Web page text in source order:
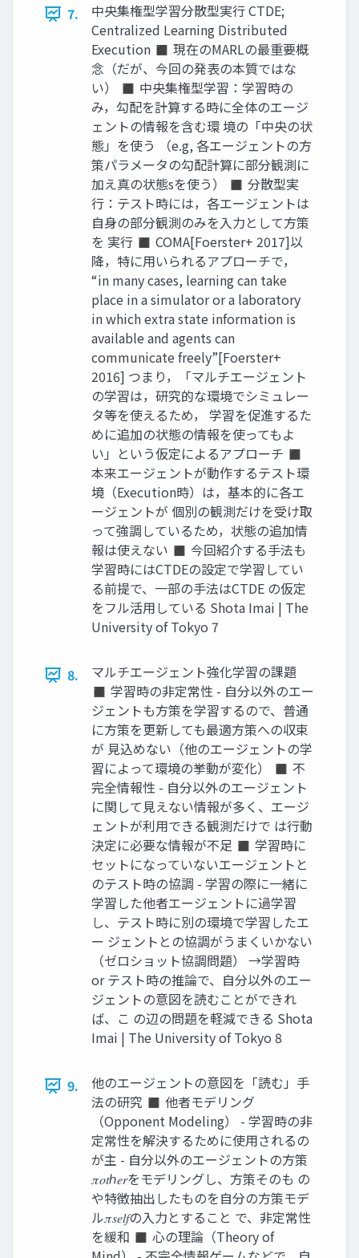
7.
中央集権型学習分散型実行 CTDE;
Centralized Learning Distributed
Execution ◼ 現在のMARLの最重要概
念（だが、今回の発表の本質ではな
い） ◼ 中央集権型学習：学習時の
み，勾配を計算する時に全体のエージ
ェントの情報を含む環 境の「中央の状
態」を使う （e.g, 各エージェントの方
策パラメータの勾配計算に部分観測に
加え真の状態sを使う） ◼ 分散型実
行：テスト時には，各エージェントは
自身の部分観測のみを入力として方策
を 実行 ◼ COMA[Foerster+ 2017]以
降，特に用いられるアプローチで，
“in many cases, learning can take
place in a simulator or a laboratory
in which extra state information is
available and agents can
communicate freely”[Foerster+
2016] つまり，「マルチエージェント
の学習は，研究的な環境でシミュレー
タ等を使えるため， 学習を促進するた
めに追加の状態の情報を使ってもよ
い」という仮定によるアプローチ ◼
本来エージェントが動作するテスト環
境（Execution時）は，基本的に各エ
ージェントが 個別の観測だけを受け取
って強調しているため，状態の追加情
報は使えない ◼ 今回紹介する手法も
学習時にはCTDEの設定で学習してい
る前提で、一部の手法はCTDE の仮定
をフル活用している Shota Imai | The
University of Tokyo 7
8.
マルチエージェント強化学習の課題
◼ 学習時の非定常性 - 自分以外のエー
ジェントも方策を学習するので、普通
に方策を更新しても最適方策への収束
が 見込めない（他のエージェントの学
習によって環境の挙動が変化） ◼ 不
完全情報性 - 自分以外のエージェント
に関して見えない情報が多く、エージ
ェントが利用できる観測だけで は行動
決定に必要な情報が不足 ◼ 学習時に
セットになっていないエージェントと
のテスト時の協調 - 学習の際に一緒に
学習した他者エージェントに過学習
し、テスト時に別の環境で学習したエ
ー ジェントとの協調がうまくいかない
（ゼロショット協調問題） →学習時
or テスト時の推論で、自分以外のエー
ジェントの意図を読むことができれ
ば、こ の辺の問題を軽減できる Shota
Imai | The University of Tokyo 8
9.
他のエージェントの意図を「読む」手
法の研究 ◼ 他者モデリング
（Opponent Modeling） - 学習時の非
定常性を解決するために使用されるの
が主 - 自分以外のエージェントの方策
𝜋𝑜𝑡ℎ𝑒𝑟をモデリングし、方策そのも の
や特徴抽出したものを自分の方策モデ
ル𝜋𝑠𝑒𝑙𝑓の入力とすること で、非定常性
を緩和 ◼ 心の理論（Theory of